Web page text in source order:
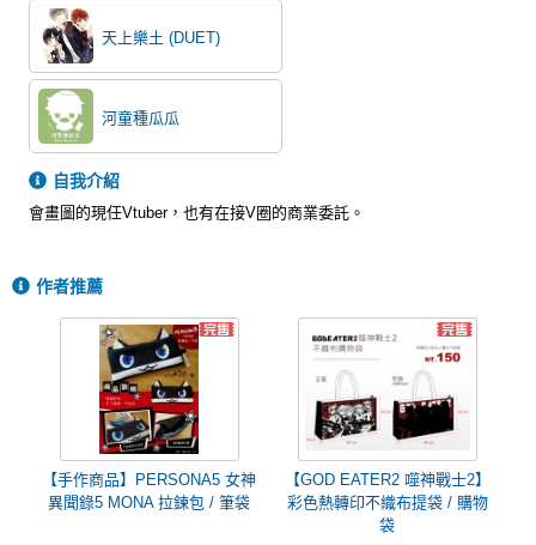
天上樂土 (DUET)
河童種瓜瓜
自我介紹
會畫圖的現任Vtuber，也有在接V圈的商業委託。
作者推薦
【手作商品】PERSONA5 女神
異聞錄5 MONA 拉鍊包 / 筆袋
【GOD EATER2 噬神戰士2】
彩色熱轉印不織布提袋 / 購物
袋